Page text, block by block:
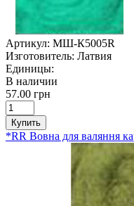
Артикул: МШ-К5005R
Изготовитель: Латвия
Единицы:
В наличии
57.00 грн
Купить
*RR Вовна для валяння